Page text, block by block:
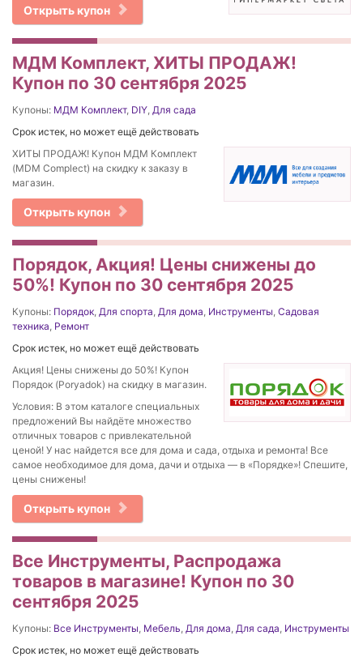
Открыть купон
МДМ Комплект, ХИТЫ ПРОДАЖ!
Купон по 30 сентября 2025
Купоны: МДМ Комплект, DIY, Для сада
Срок истек, но может ещё действовать
ХИТЫ ПРОДАЖ! Купон МДМ Комплект
(MDM Complect) на скидку к заказу в
магазин.
Открыть купон
Порядок, Акция! Цены снижены до
50%! Купон по 30 сентября 2025
Купоны: Порядок, Для спорта, Для дома, Инструменты, Садовая
техника, Ремонт
Срок истек, но может ещё действовать
Акция! Цены снижены до 50%! Купон
Порядок (Poryadok) на скидку в магазин.
Условия: В этом каталоге специальных
предложений Вы найдёте множество
отличных товаров с привлекательной
ценой! У нас найдется все для дома и сада, отдыха и ремонта! Все
самое необходимое для дома, дачи и отдыха — в «Порядке»! Спешите,
цены снижены!
Открыть купон
Все Инструменты, Распродажа
товаров в магазине! Купон по 30
сентября 2025
Купоны: Все Инструменты, Мебель, Для дома, Для сада, Инструменты
Срок истек, но может ещё действовать